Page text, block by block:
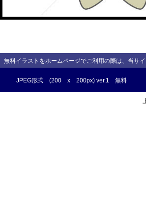
無料イラストをホームページでご利用の際は、当サ
JPEG形式 (200 x 200px) ver.1 無料